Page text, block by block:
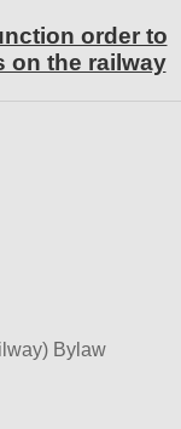
order to
on the railway
Bylaw